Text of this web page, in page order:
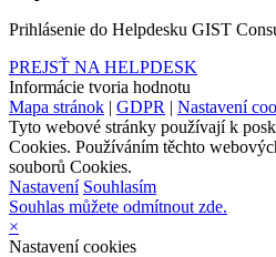
Prihlásenie do Helpdesku GIST
PREJSŤ NA HELPDESK
Informácie tvoria hodnotu
Mapa stránok | GDPR | Nastavení
Tyto webové stránky používají k
Cookies. Používáním těchto
souborů Cookies.
Nastavení Souhlasím
Souhlas můžete odmítnout zde.
×
Nastavení cookies